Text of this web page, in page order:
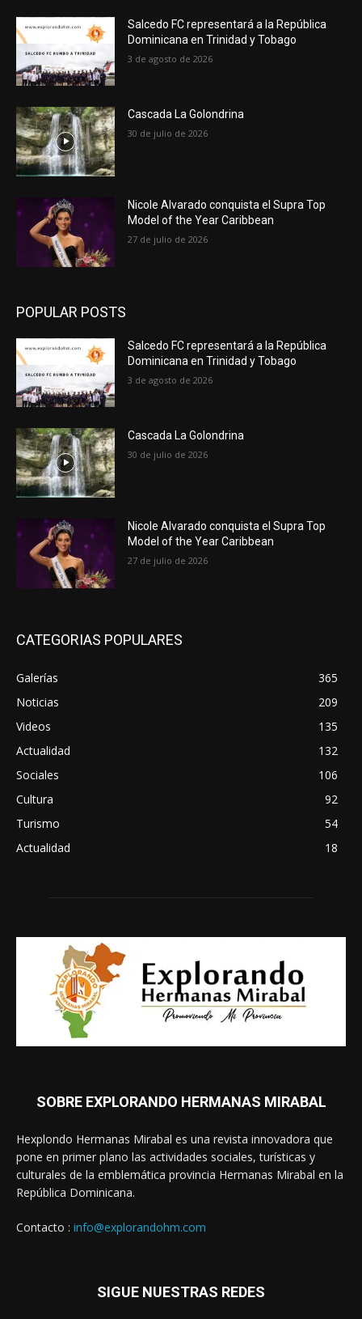
Salcedo FC representará a la República
Dominicana en Trinidad y Tobago
3 de agosto de 2026
Cascada La Golondrina
30 de julio de 2026
Nicole Alvarado conquista el Supra Top
Model of the Year Caribbean
27 de julio de 2026
POPULAR POSTS
Salcedo FC representará a la República
Dominicana en Trinidad y Tobago
3 de agosto de 2026
Cascada La Golondrina
30 de julio de 2026
Nicole Alvarado conquista el Supra Top
Model of the Year Caribbean
27 de julio de 2026
CATEGORIAS POPULARES
Galerías
365
Noticias
209
Videos
135
Actualidad
132
Sociales
106
Cultura
92
Turismo
54
Actualidad
18
SOBRE EXPLORANDO HERMANAS MIRABAL
Hexplondo Hermanas Mirabal es una revista innovadora que
pone en primer plano las actividades sociales, turísticas y
culturales de la emblemática provincia Hermanas Mirabal en la
República Dominicana.
Contacto : info@explorandohm.com
SIGUE NUESTRAS REDES